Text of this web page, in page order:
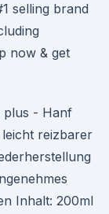
selling brand
now & get
plus - Hanf
reizbarer
Inhalt: 200ml